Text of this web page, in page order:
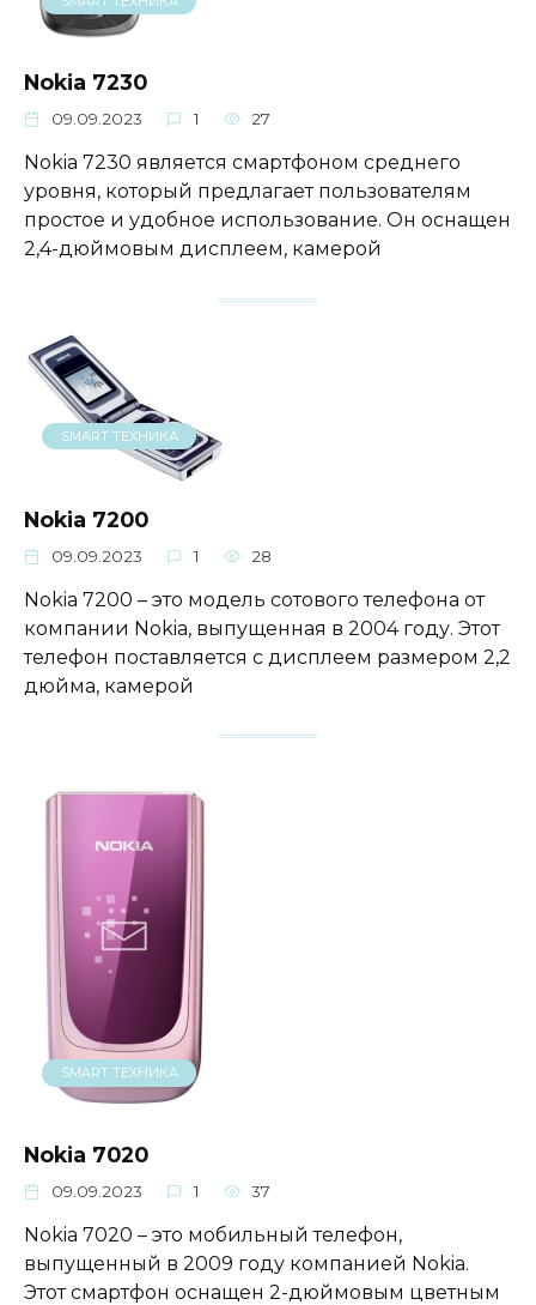
Nokia 7230
09.09.2023 1 27
Nokia 7230 является смартфоном среднего
уровня, который предлагает пользователям
простое и удобное использование. Он оснащен
2,4-дюймовым дисплеем, камерой
SMART ТЕХНИКА
Nokia 7200
09.09.2023 1 28
Nokia 7200 – это модель сотового телефона от
компании Nokia, выпущенная в 2004 году. Этот
телефон поставляется с дисплеем размером 2,2
дюйма, камерой
SMART ТЕХНИКА
Nokia 7020
09.09.2023 1 37
Nokia 7020 – это мобильный телефон,
выпущенный в 2009 году компанией Nokia.
Этот смартфон оснащен 2-дюймовым цветным